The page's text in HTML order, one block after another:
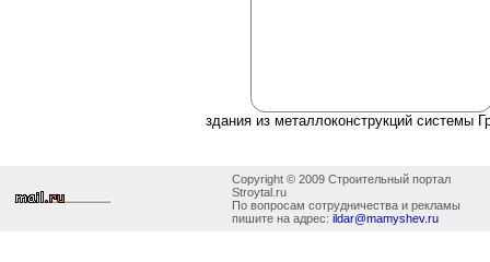
здания из металлоконструкций системы
Copyright © 2009 Строительный портал
Stroytal.ru
По вопросам сотрудничества и рекламы
пишите на адрес: ildar@mamyshev.ru